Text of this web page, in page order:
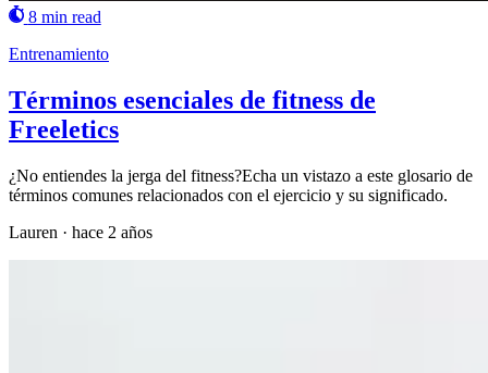
8 min read
Entrenamiento
Términos esenciales de fitness de
Freeletics
¿No entiendes la jerga del fitness?Echa un vistazo a este glosario de
términos comunes relacionados con el ejercicio y su significado.
Lauren · hace 2 años